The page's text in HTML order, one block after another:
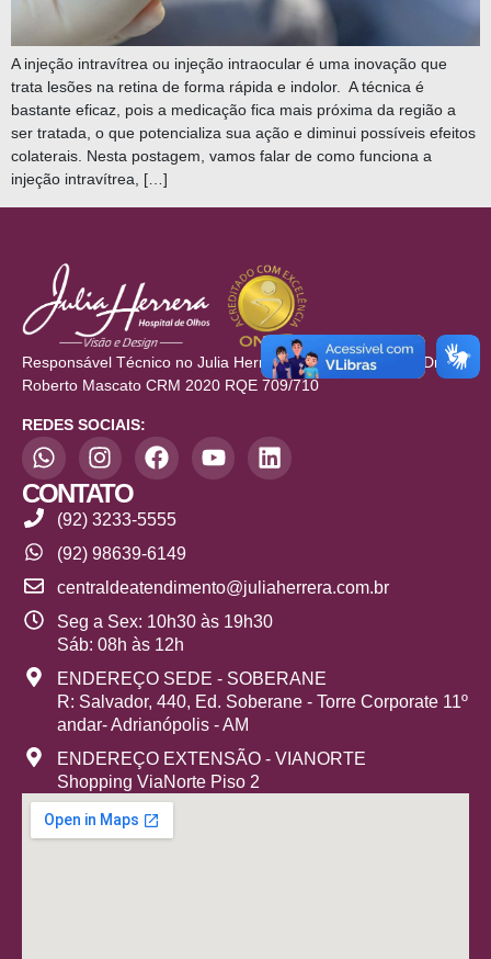
A injeção intravítrea ou injeção intraocular é uma inovação que
trata lesões na retina de forma rápida e indolor. A técnica é
bastante eficaz, pois a medicação fica mais próxima da região a
ser tratada, o que potencializa sua ação e diminui possíveis efeitos
colaterais. Nesta postagem, vamos falar de como funciona a
injeção intravítrea, […]
Responsável Técnico no Julia Herrera Hospital de Olhos: Dr.
Roberto Mascato CRM 2020 RQE 709/710
REDES SOCIAIS:
CONTATO
(92) 3233-5555
(92) 98639-6149
centraldeatendimento@juliaherrera.com.br
Seg a Sex: 10h30 às 19h30
Sáb: 08h às 12h
ENDEREÇO SEDE - SOBERANE
R: Salvador, 440, Ed. Soberane - Torre Corporate 11º
andar- Adrianópolis - AM
ENDEREÇO EXTENSÃO - VIANORTE
Shopping ViaNorte Piso 2